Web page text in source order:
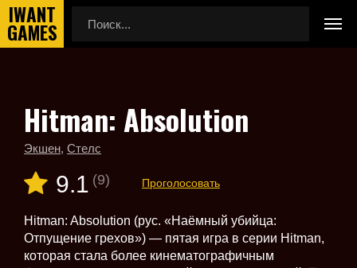
Главная
Новые игры
Hitman: Absolution
Hitman: Absolution
Экшен, Стелс
9.1 (9) Проголосовать
Hitman: Absolution (рус. «Наёмный убийца:
Отпущение грехов») — пятая игра в серии Hitman,
которая стала более кинематографичным